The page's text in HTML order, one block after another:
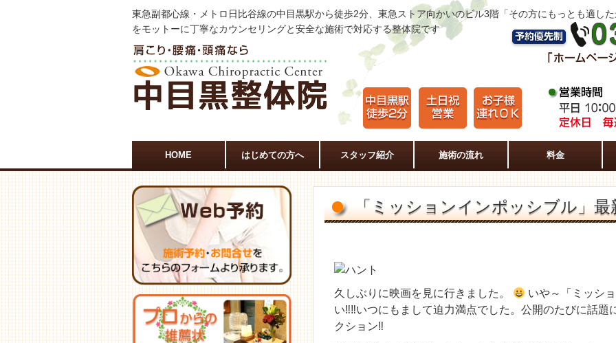
東急副都心線・メトロ日比谷線の中目黒駅から徒歩2分、東急ストア向かいのビル3階「その方にもっとも適し
をモットーに丁寧なカウンセリングと安全な施術で対応する整体院です
HOME はじめての方へ スタッフ紹介 施術の流れ 料金
「ミッションインポッシブル」最
久しぶりに映画を見に行きました。
いや～「ミッシ
い‼‼いつにもまして迫力満点でした。公開のたびに話題
クション‼